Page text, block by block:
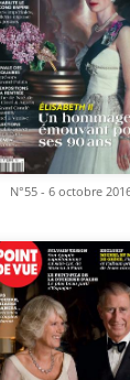
N°55 - 6 octobre